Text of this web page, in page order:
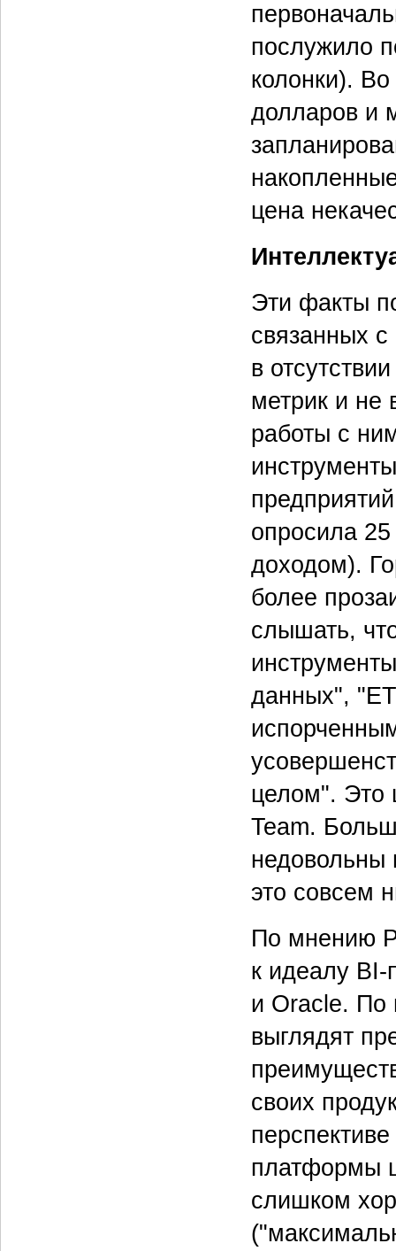
послужило
колонки).
долларов и
цена
Эти факты
связанных
в
метрик и не
работы с
опросила
доходом).
более
слышать,
данных",
целом". Это
Team.
недовольны
это совсем
По мнению
к идеалу BI-
и Oracle. По
выглядят
своих
платформы
слишком